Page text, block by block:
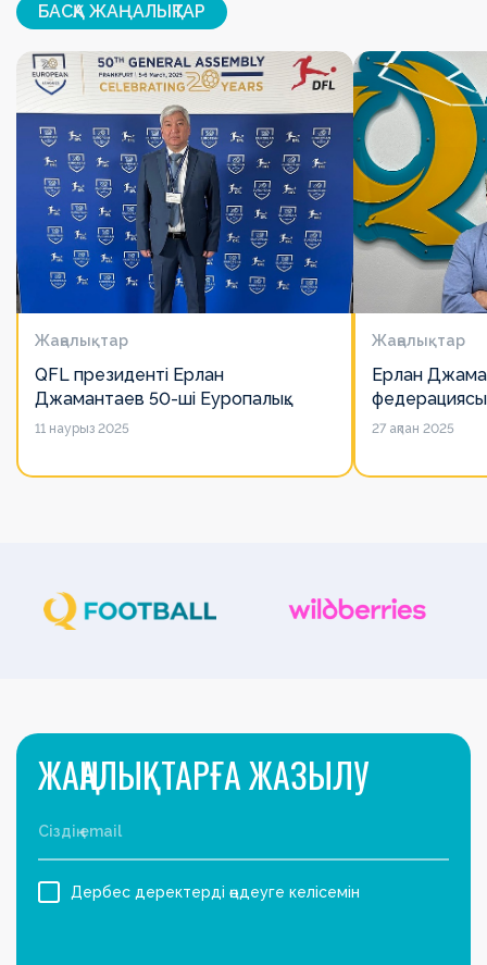
БАСҚА ЖАҢАЛЫҚТАР
Жаңалықтар
QFL президенті Ерлан
Джамантаев 50-ші Еуропалық
лигалар Бас ассамблеясына
11 наурыз 2025
Жаңалықтар
Ерлан
есімін
27 ақпан 2025
ЖАҢАЛЫҚТАРҒА ЖАЗЫЛУ
Дербес деректерді өңдеуге келісемін